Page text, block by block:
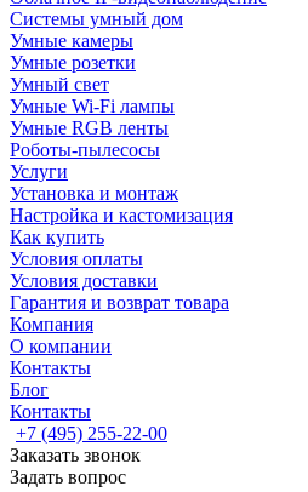
Системы умный дом
Умные камеры
Умные розетки
Умный свет
Умные Wi-Fi лампы
Умные RGB ленты
Роботы-пылесосы
Услуги
Установка и монтаж
Настройка и кастомизация
Как купить
Условия оплаты
Условия доставки
Гарантия и возврат товара
Компания
О компании
Контакты
Блог
Контакты
+7 (495) 255-22-00
Заказать звонок
Задать вопрос